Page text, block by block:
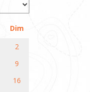
Dim
2
9
16